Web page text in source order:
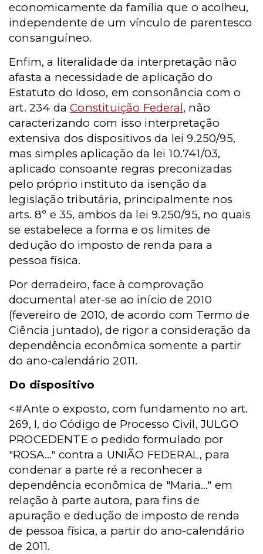
economicamente da família que o acolheu,
independente de um vínculo de parentesco
consanguíneo.
Enfim, a literalidade da interpretação não
afasta a necessidade de aplicação do
Estatuto do Idoso, em consonância com o
art. 234 daConstituição Federal, não
caracterizando com isso interpretação
extensiva dos dispositivos da lei 9.250/95,
mas simples aplicação da lei 10.741/03,
aplicado consoante regras preconizadas
pelo próprio instituto da isenção da
legislação tributária, principalmente nos
arts. 8º e 35, ambos da lei 9.250/95, no quais
se estabelece a forma e os limites de
dedução do imposto de renda para a
pessoa física.
Por derradeiro, face à comprovação
documental ater-se ao início de 2010
(fevereiro de 2010, de acordo com Termo de
Ciência juntado), de rigor a consideração da
dependência econômica somente a partir
do ano-calendário 2011.
Do dispositivo
<#Ante o exposto, com fundamento no art.
269, I, do Código de Processo Civil, JULGO
PROCEDENTE o pedido formulado por
"ROSA..." contra a UNIÃO FEDERAL, para
condenar a parte ré a reconhecer a
dependência econômica de "Maria..." em
relação à parte autora, para fins de
apuração e dedução de imposto de renda
de pessoa física, a partir do ano-calendário
de 2011.